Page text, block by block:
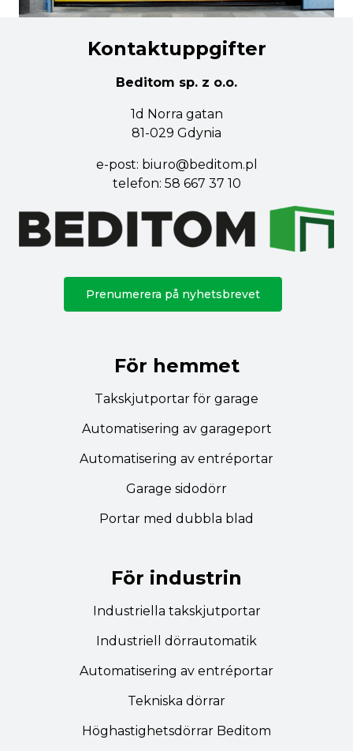
Kontaktuppgifter
Beditom sp. z o.o.
1d Norra gatan
81-029 Gdynia
e-post: biuro@beditom.pl
telefon: 58 667 37 10
Prenumerera på nyhetsbrevet
För hemmet
Takskjutportar för garage
Automatisering av garageport
Automatisering av entréportar
Garage sidodörr
Portar med dubbla blad
För industrin
Industriella takskjutportar
Industriell dörrautomatik
Automatisering av entréportar
Tekniska dörrar
Höghastighetsdörrar Beditom